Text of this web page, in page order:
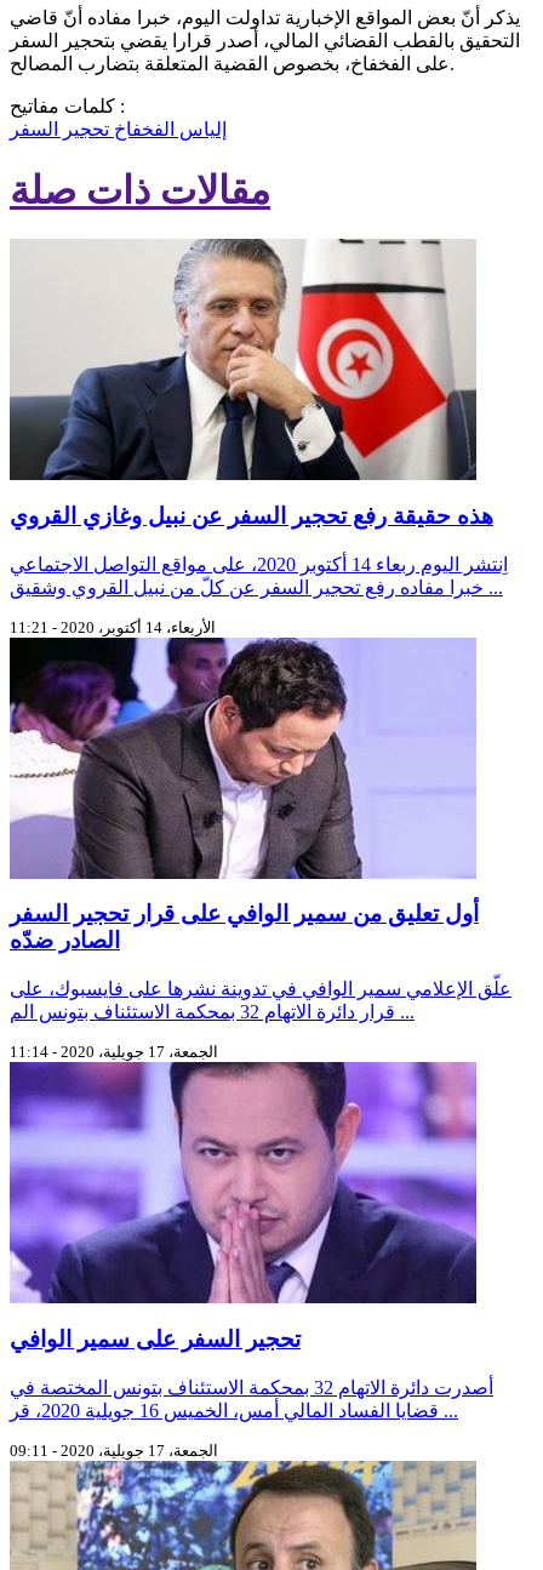
يذكر أنّ بعض المواقع الإخبارية تداولت اليوم، خبرا مفاده أنّ قاضي
التحقيق بالقطب القضائي المالي، أصدر قرارا يقضي بتحجير السفر
على الفخفاخ، بخصوص القضية المتعلقة بتضارب المصالح.
كلمات مفاتيح :
إلياس الفخفاخ تحجير السفر
مقالات ذات صلة
هذه حقيقة رفع تحجير السفر عن نبيل وغازي القروي
اِنتشر اليوم ربعاء 14 أكتوبر 2020، على مواقع التواصل الاجتماعي
خبرا مفاده رفع تحجير السفر عن كلّ من نبيل القروي وشقيق ...
الأربعاء، 14 أكتوبر، 2020 - 11:21
أول تعليق من سمير الوافي على قرار تحجير السفر
الصادر ضدّه
علّق الإعلامي سمير الوافي في تدوينة نشرها على فايسبوك، على
قرار دائرة الاتهام 32 بمحكمة الاستئناف بتونس الم ...
الجمعة، 17 جويلية، 2020 - 11:14
تحجير السفر على سمير الوافي
أصدرت دائرة الاتهام 32 بمحكمة الاستئناف بتونس المختصة في
قضايا الفساد المالي أمس، الخميس 16 جويلية 2020، قر ...
الجمعة، 17 جويلية، 2020 - 09:11